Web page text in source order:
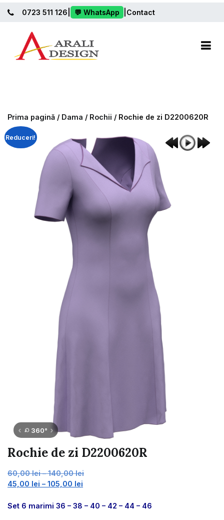
0723 511 126 💬 WhatsApp Contact
Prima pagină / Dama / Rochii / Rochie de zi D2200620R
Reduceri!
‹ ⟲ 360° ›
Rochie de zi D2200620R
60,00lei – 140,00leiInterval
60,00 lei
45,00 lei – 105,00 lei
prețuri:
Set 6 marimi 36 – 38 – 40 – 42 – 44 – 46